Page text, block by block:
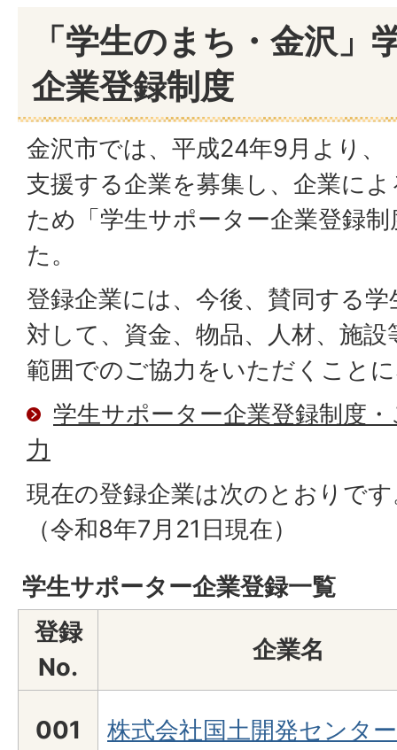
「学生のまち・金沢」
企業登録制度
金沢市では、平成24年9月より、
支援する企業を募集し、企業に
ため「学生サポーター企業登録
た。
登録企業には、今後、賛同する
対して、資金、物品、人材、施
範囲でのご協力をいただくこと
学生サポーター企業登録制度
力
現在の登録企業は次のとおりで
（令和8年7月21日現在）
学生サポーター企業登録一覧
登録
No.
企業名
001 株式会社国土開発センター